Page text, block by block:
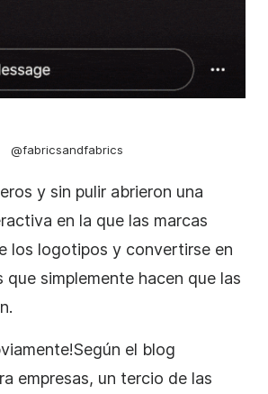
@fabricsandfabrics
y sin pulir abrieron una
en la que las marcas
los logotipos y convertirse en
que simplemente hacen que las
Según el blog
empresas, un tercio de las